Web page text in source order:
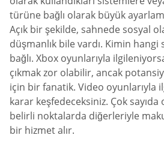
türüne bağlı olarak büyük
Açık bir şekilde, sahnede sosyal
düşmanlık bile vardı. Kimin hangi
bağlı. Xbox oyunlarıyla
çıkmak zor olabilir, ancak
için bir fanatik. Video oyunlarıyla
karar keşfedeceksiniz. Çok
belirli noktalarda diğerleriyle
bir hizmet alır.